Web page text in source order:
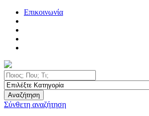
Επικοινωνία
Αναζήτηση
Σύνθετη αναζήτηση